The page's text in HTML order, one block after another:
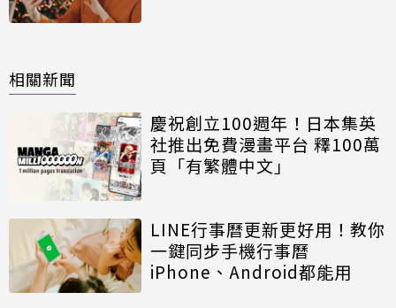
相關新聞
慶祝創立100週年！日本集英
社推出免費漫畫平台 釋100萬
頁「有繁體中文」
LINE行事曆更新更好用！教你
一鍵同步手機行事曆
iPhone、Android都能用